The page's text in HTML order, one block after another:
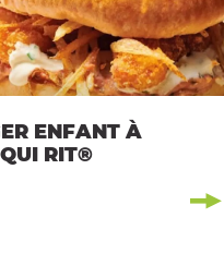
ENFANT À
RIT®